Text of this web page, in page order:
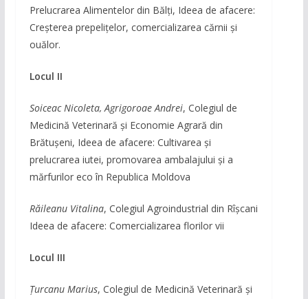
Prelucrarea Alimentelor din Bălți, Ideea de afacere:
Creșterea prepelițelor, comercializarea cărnii și
ouălor.
Locul II
Soiceac Nicoleta, Agrigoroae Andrei, Colegiul de
Medicină Veterinară și Economie Agrară din
Brătușeni, Ideea de afacere: Cultivarea și
prelucrarea iutei, promovarea ambalajului și a
mărfurilor eco în Republica Moldova
Răileanu Vitalina, Colegiul Agroindustrial din Rîșcani
Ideea de afacere: Comercializarea florilor vii
Locul III
Țurcanu Marius, Colegiul de Medicină Veterinară și